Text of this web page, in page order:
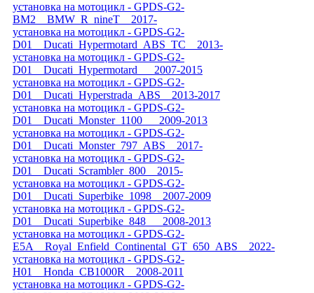
установка на мотоцикл - GPDS-G2-
BM2__BMW_R_nineT__2017-
установка на мотоцикл - GPDS-G2-
D01__Ducati_Hypermotard_ABS_TC__2013-
установка на мотоцикл - GPDS-G2-
D01__Ducati_Hypermotard___2007-2015
установка на мотоцикл - GPDS-G2-
D01__Ducati_Hyperstrada_ABS__2013-2017
установка на мотоцикл - GPDS-G2-
D01__Ducati_Monster_1100___2009-2013
установка на мотоцикл - GPDS-G2-
D01__Ducati_Monster_797_ABS__2017-
установка на мотоцикл - GPDS-G2-
D01__Ducati_Scrambler_800__2015-
установка на мотоцикл - GPDS-G2-
D01__Ducati_Superbike_1098__2007-2009
установка на мотоцикл - GPDS-G2-
D01__Ducati_Superbike_848___2008-2013
установка на мотоцикл - GPDS-G2-
E5A__Royal_Enfield_Continental_GT_650_ABS__2022-
установка на мотоцикл - GPDS-G2-
H01__Honda_CB1000R__2008-2011
установка на мотоцикл - GPDS-G2-